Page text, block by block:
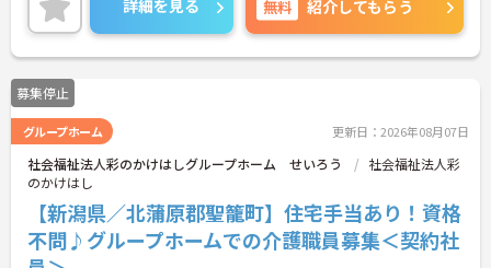
詳細を見る 無料 紹介してもらう
募集停止
グループホーム 更新日：2026年08月07日
社会福祉法人彩のかけはしグループホーム せいろう
社会福祉法人彩
のかけはし
【新潟県／北蒲原郡聖籠町】住宅手当あり！資格
不問♪グループホームでの介護職員募集＜契約社